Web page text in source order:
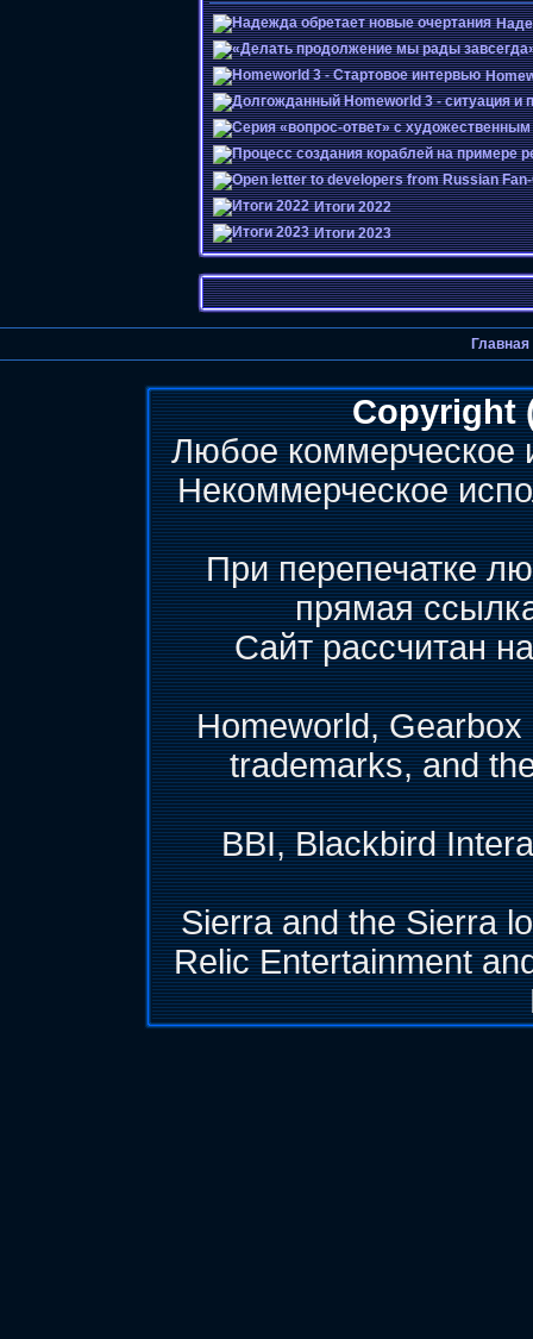
Итоги 2022
Итоги 2023
Главная
Copyright
Любое коммерческое
Некоммерческое
При перепечатке
прямая
Сайт рассчитан
Homeworld,
trademarks, and
BBI, Blackbird
Sierra and the Sierra
Relic Entertainment